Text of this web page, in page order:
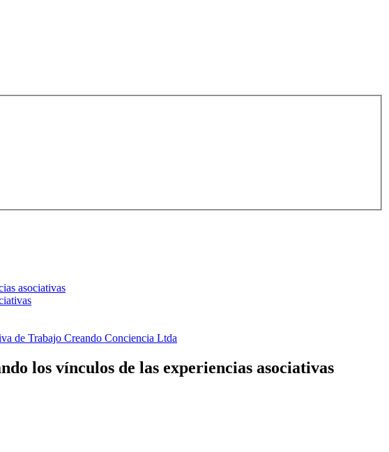
asociativas
de Trabajo Creando Conciencia Ltda
los vínculos de las experiencias asociativas